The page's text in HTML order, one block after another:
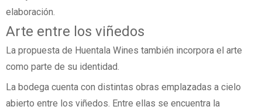
elaboración.
Arte entre los viñedos
La propuesta de Huentala Wines también incorpora el arte
como parte de su identidad.
La bodega cuenta con distintas obras emplazadas a cielo
abierto entre los viñedos. Entre ellas se encuentra la